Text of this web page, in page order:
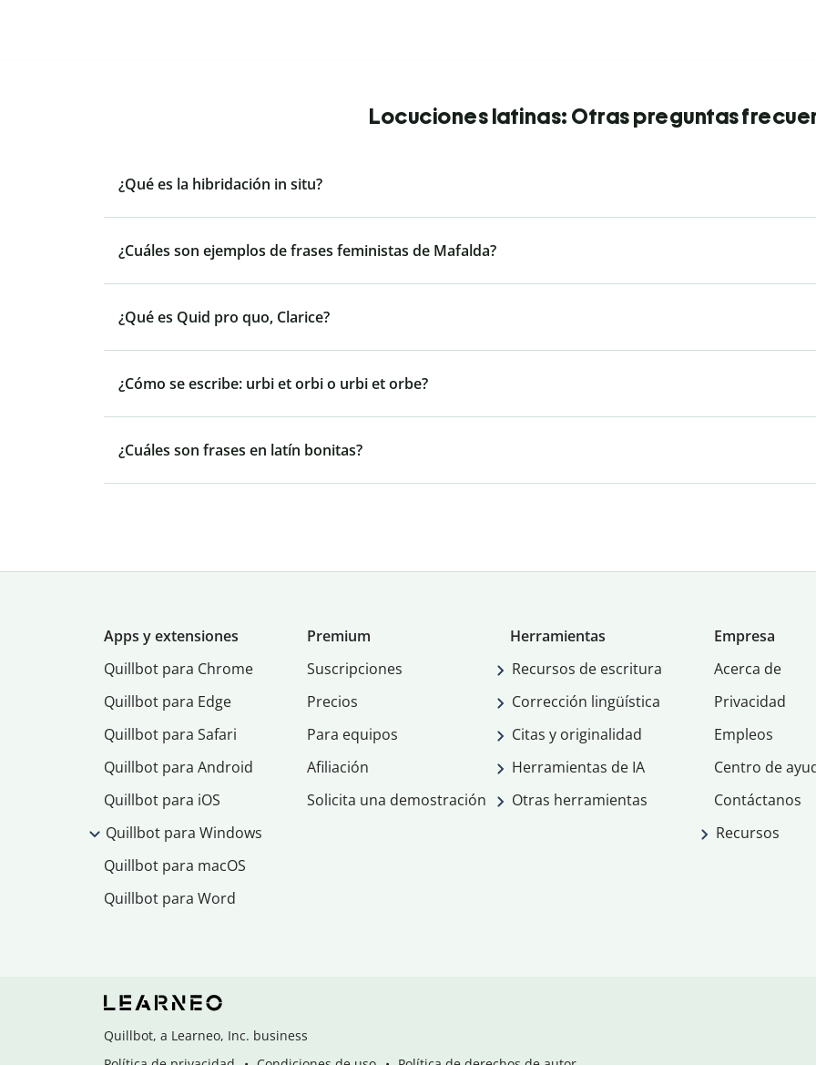
Locuciones latinas: Otras preguntas
¿Qué es la hibridación in situ?
¿Cuáles son ejemplos de frases feministas de Mafalda?
¿Qué es Quid pro quo, Clarice?
¿Cómo se escribe: urbi et orbi o urbi et orbe?
¿Cuáles son frases en latín bonitas?
Apps y extensiones
Quillbot para Chrome
Quillbot para Edge
Quillbot para Safari
Quillbot para Android
Quillbot para iOS
Quillbot para Windows
Quillbot para macOS
Quillbot para Word
Premium
Suscripciones
Precios
Para equipos
Afiliación
Solicita una demostración
Herramientas
Recursos de escritura
Corrección lingüística
Citas y originalidad
Herramientas de IA
Otras herramientas
Empresa
Acerca de
Privacidad
Empleos
Centro de
Contáctanos
Recursos
Quillbot, a Learneo, Inc. business